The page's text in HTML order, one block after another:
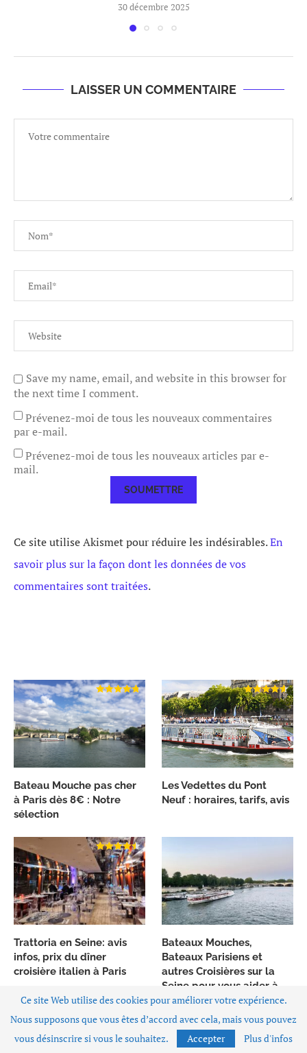
30 décembre 2025
LAISSER UN COMMENTAIRE
Save my name, email, and website in this browser for
the next time I comment.
Prévenez-moi de tous les nouveaux commentaires
par e-mail.
Prévenez-moi de tous les nouveaux articles par e-
mail.
Ce site utilise Akismet pour réduire les indésirables.En
savoir plus sur la façon dont les données de vos
commentaires sont traitées.
Bateau Mouche pas cher
à Paris dès 8€ : Notre
sélection
Les Vedettes du Pont
Neuf : horaires, tarifs, avis
Trattoria en Seine: avis
infos, prix du dîner
croisière italien à Paris
Bateaux Mouches,
Bateaux Parisiens et
autres Croisières sur la
Seine pour vous aider à
choisir
Ce site Web utilise des cookies pour améliorer votre expérience.
Nous supposons que vous êtes d’accord avec cela, mais vous pouvez
vous désinscrire si vous le souhaitez.
Accepter Plus d'infos